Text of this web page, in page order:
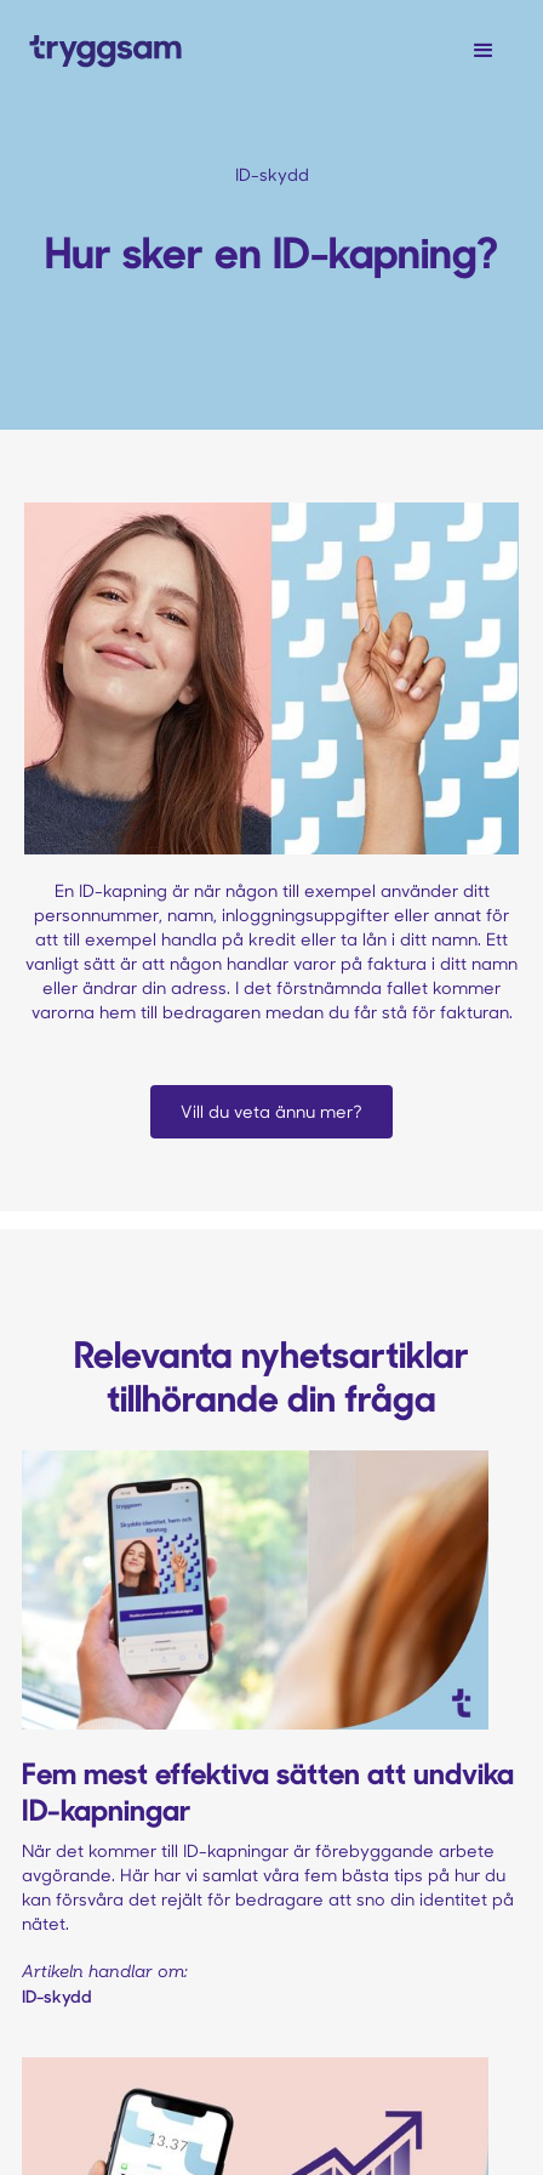
ID-skydd
Hur sker en ID-kapning?
En ID-kapning är när någon till exempel använder ditt
personnummer, namn, inloggningsuppgifter eller annat för
att till exempel handla på kredit eller ta lån i ditt namn. Ett
vanligt sätt är att någon handlar varor på faktura i ditt namn
eller ändrar din adress. I det förstnämnda fallet kommer
varorna hem till bedragaren medan du får stå för fakturan.
Vill du veta ännu mer?
Relevanta nyhetsartiklar
tillhörande din fråga
Fem mest effektiva sätten att undvika
ID-kapningar
När det kommer till ID-kapningar är förebyggande arbete
avgörande. Här har vi samlat våra fem bästa tips på hur du
kan försvåra det rejält för bedragare att sno din identitet på
nätet.
Artikeln handlar om:
ID-skydd